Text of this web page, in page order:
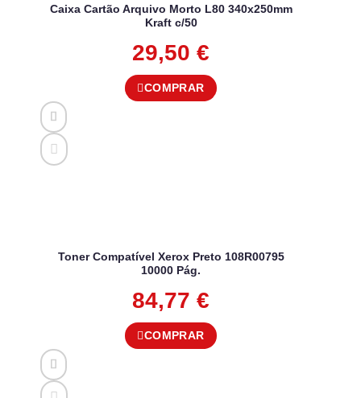
Caixa Cartão Arquivo Morto L80 340x250mm
Kraft c/50
29,50 €
COMPRAR
Toner Compatível Xerox Preto 108R00795
10000 Pág.
84,77 €
COMPRAR